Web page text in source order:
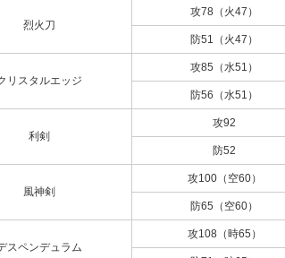
烈火刀
攻78（火47）
防51（火47）
リスタルエッジ
攻85（水51）
防56（水51）
利剣
攻92
防52
風神剣
攻100（空60）
防65（空60）
スペンデュラム
攻108（時65）